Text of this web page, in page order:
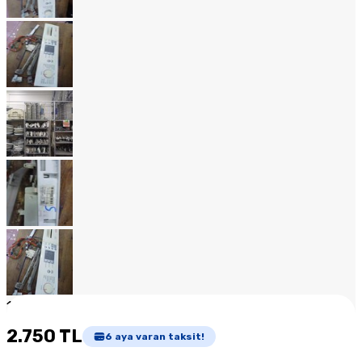
1
2.750 TL 6 aya varan taksit!